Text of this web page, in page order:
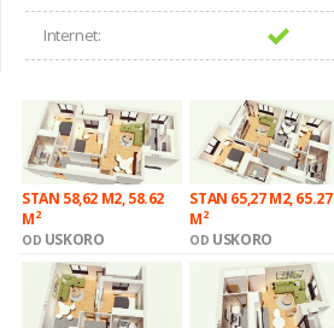
Internet:
STAN 58,62 M2, 58.62
M2
OD USKORO
STAN 65,27 M2, 65.27
M2
OD USKORO